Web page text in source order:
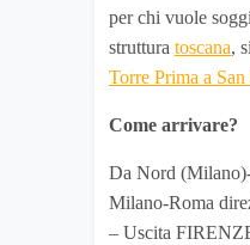
per chi vuole
struttura toscana,
Torre Prima a
Come arrivare?
Da Nord
Milano-Roma
– Uscita